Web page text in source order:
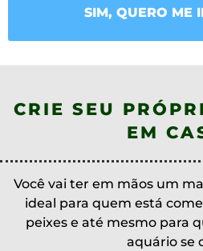
SIM, QUERO ME
CRIE SEU
EM
Você vai ter em mãos um
ideal para quem está
peixes e até mesmo para
aquário se